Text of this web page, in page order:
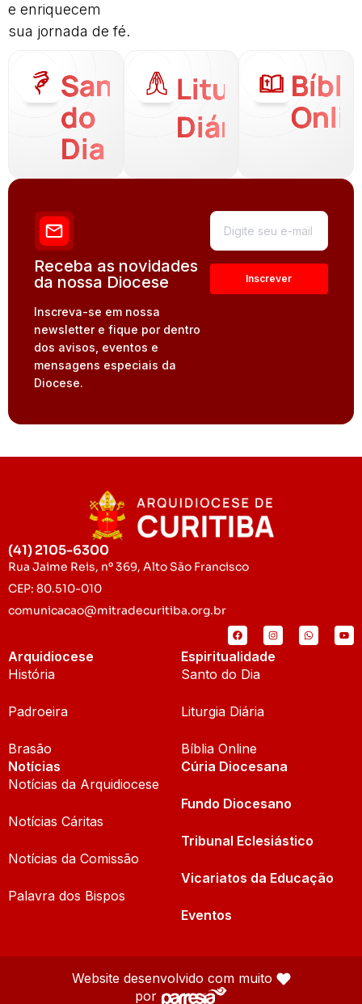
e enriquecem
sua jornada de fé.
Santo
do
Dia
Liturgia
Diária
Receba as novidades
da nossa Diocese
Inscreva-se em nossa
newsletter e fique por dentro
dos avisos, eventos e
mensagens especiais da
Diocese.
(41) 2105-6300
Rua Jaime Reis, nº 369, Alto São Francisco
CEP: 80.510-010
comunicacao@mitradecuritiba.org.br
Arquidiocese
História
Padroeira
Brasão
Espiritualidade
Santo do Dia
Liturgia Diária
Bíblia Online
Notícias
Notícias da Arquidiocese
Notícias Cáritas
Notícias da Comissão
Palavra dos Bispos
Cúria Diocesana
Fundo Diocesano
Tribunal Eclesiástico
Vicariatos da Educação
Eventos
Website desenvolvido com muito
por